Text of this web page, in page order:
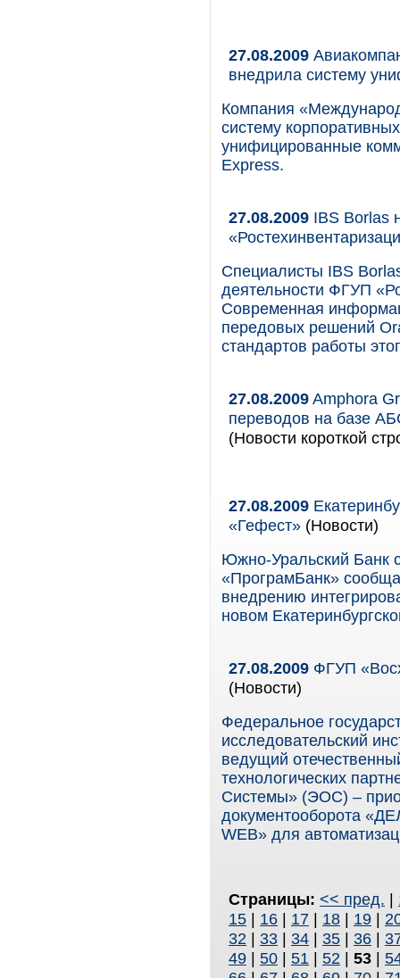
27.08.2009
внедрила систему
Компания
систему
унифицированные
Express.
27.08.2009 IBS Borlas
Специалисты IBS
деятельности ФГУП
Современная
передовых решений
стандартов работы
27.08.2009Amphora
переводов на базе
(Новости короткой
27.08.2009
«Гефест» (Новости)
Южно-Уральский Банк
«ПрограмБанк»
внедрению
новом
27.08.2009 ФГУП
(Новости)
Федеральное
исследовательский
ведущий
технологических
Системы» (ЭОС) –
документооборота
WEB» для
Страницы: << пред. |
15 | 16 | 17 | 18 | 19 |
32 | 33 | 34 | 35 | 36 |
49 | 50 | 51 | 52 | 53 |